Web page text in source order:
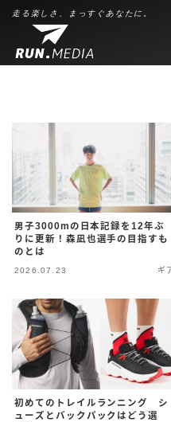
走る楽しさ、まっすぐあなたに。
男子3000mの日本記録を12年ぶ
りに更新！森凪也選手の目指すも
のとは
2026.07.23 ギ
初めてのトレイルランニング シ
ューズとバックパックはどう選